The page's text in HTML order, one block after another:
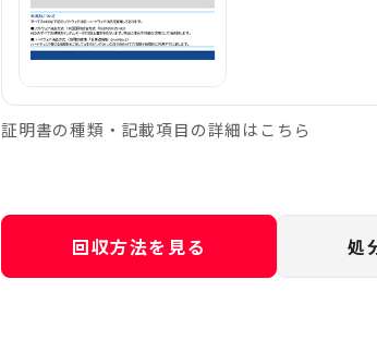
証明書の種類・記載項目の詳細はこちら
回収方法を見る 処